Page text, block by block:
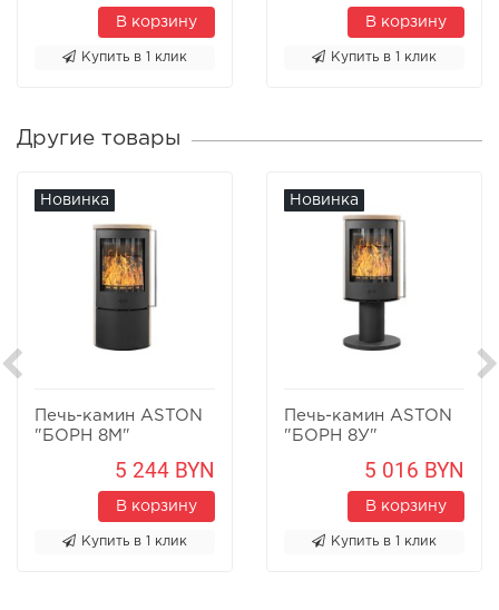
В корзину
Купить в 1 клик
В корзину
Купить в 1 клик
Другие товары
Новинка
Печь-камин ASTON
"БОРН 8М"
5 244 BYN
В корзину
Купить в 1 клик
Новинка
Печь-камин ASTON
"БОРН 8У"
5 016 BYN
В корзину
Купить в 1 клик